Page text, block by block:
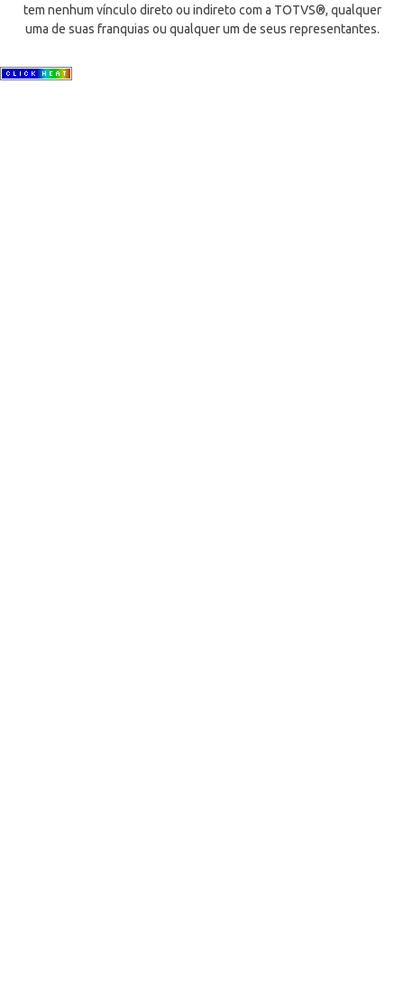
tem nenhum vínculo direto ou indireto com a TOTVS®, qualquer
uma de suas franquias ou qualquer um de seus representantes.